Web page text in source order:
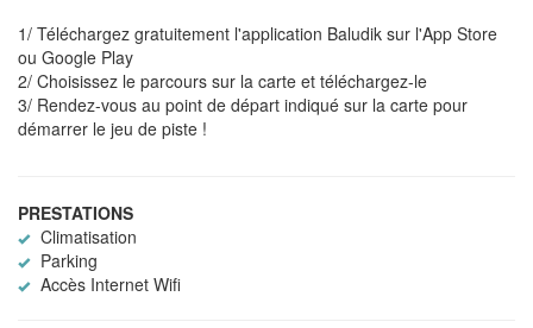
1/ Téléchargez gratuitement l'application Baludik sur l'App Store
ou Google Play
2/ Choisissez le parcours sur la carte et téléchargez-le
3/ Rendez-vous au point de départ indiqué sur la carte pour
démarrer le jeu de piste !
PRESTATIONS
Climatisation
Parking
Accès Internet Wifi